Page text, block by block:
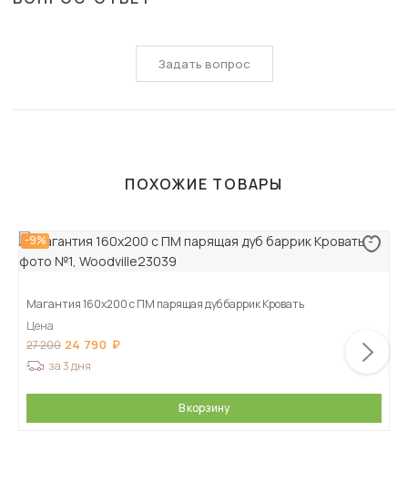
Задать вопрос
ПОХОЖИЕ ТОВАРЫ
-9%
Магантия 160х200 с ПМ парящая дуб баррик Кровать
Цена
27 200 24 790
за 3 дня
В корзину